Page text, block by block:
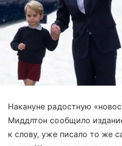
Накануне радостную
Миддлтон сообщило
к слову, уже писало то же